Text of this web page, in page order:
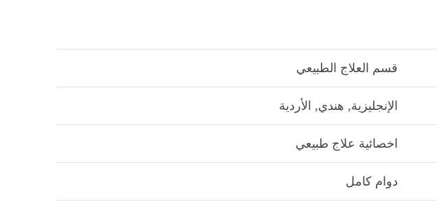
قسم العلاج الطبيعي
الإنجليزية, هندي, الأردية
اخصائية علاج طبيعي
دوام كامل